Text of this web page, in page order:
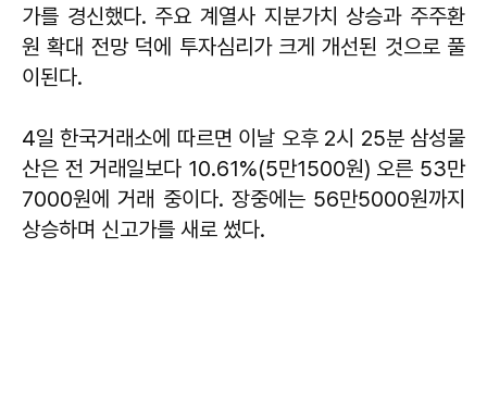
가를 경신했다. 주요 계열사 지분가치 상승과 주주환
원 확대 전망 덕에 투자심리가 크게 개선된 것으로 풀
이된다.
4일 한국거래소에 따르면 이날 오후 2시 25분 삼성물
산은 전 거래일보다 10.61%(5만1500원) 오른 53만
7000원에 거래 중이다. 장중에는 56만5000원까지
상승하며 신고가를 새로 썼다.